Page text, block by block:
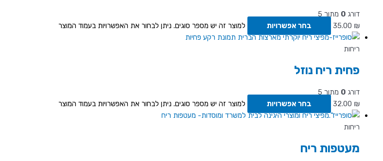
דורג 0 מתוך 5
35.00 ₪ בחר אפשרויות למוצר זה יש מספר סוגים. ניתן לבחור את האפשרויות בעמוד המוצר
ריחות
פחית ריח נוזל
דורג 0 מתוך 5
32.00 ₪ בחר אפשרויות למוצר זה יש מספר סוגים. ניתן לבחור את האפשרויות בעמוד המוצר
ריחות
מעטפות ריח